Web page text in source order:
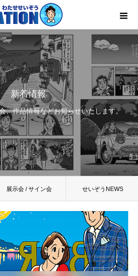
新着情報
、作品情報などお知らせいたします。
展示会 / サイン会 せいぞうNEWS